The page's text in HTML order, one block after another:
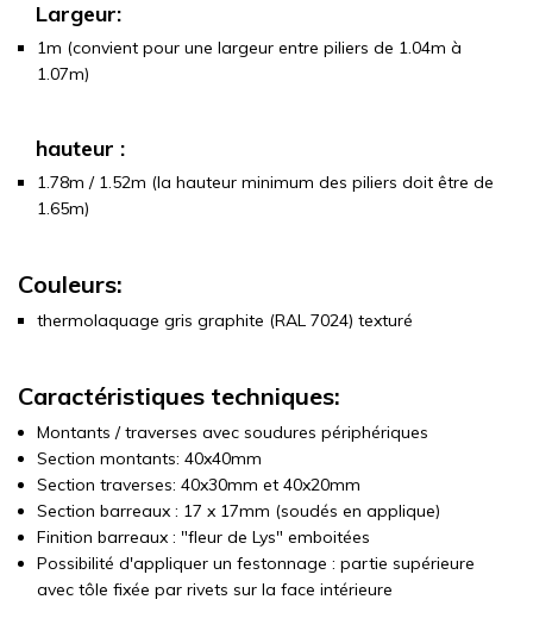
Largeur:
1m (convient pour une largeur entre piliers de 1.04m à
1.07m)
hauteur :
1.78m / 1.52m (la hauteur minimum des piliers doit être de
1.65m)
Couleurs:
thermolaquage gris graphite (RAL 7024) texturé
Caractéristiques techniques:
Montants / traverses avec soudures périphériques
Section montants: 40x40mm
Section traverses: 40x30mm et 40x20mm
Section barreaux : 17 x 17mm (soudés en applique)
Finition barreaux : "fleur de Lys" emboitées
Possibilité d'appliquer un festonnage : partie supérieure
avec tôle fixée par rivets sur la face intérieure